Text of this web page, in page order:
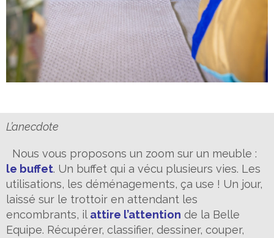
L’anecdote
Nous vous proposons un zoom sur un meuble :
le buffet. Un buffet qui a vécu plusieurs vies. Les
utilisations, les déménagements, ça use ! Un jour,
laissé sur le trottoir en attendant les
encombrants, ilattire l’attention de la Belle
Equipe. Récupérer, classifier, dessiner, couper,